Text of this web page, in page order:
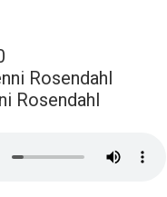
Rosendahl
Rosendahl